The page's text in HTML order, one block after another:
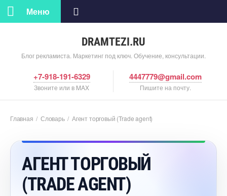
DRAMTEZI.RU
Блог рекламиста. Маркетинг под ключ. Обучение, консультации.
Меню
+7-918-191-6329
Звоните или в MAX
4447779@gmail.com
Пишите на почту.
Главная / Словарь/ Агент торговый (Trade agent)
АГЕНТ ТОРГОВЫЙ
(TRADE AGENT)